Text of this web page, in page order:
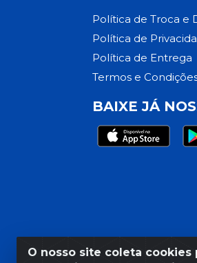
O nosso site coleta
Política de Troca e
Política de
Política de Entrega
Termos e
BAIXE JÁ